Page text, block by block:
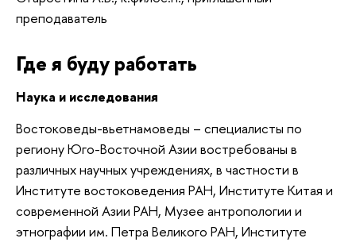
преподаватель
Где я буду работать
Наука и исследования
Востоковеды-вьетнамоведы – специалисты по
региону Юго-Восточной Азии востребованы в
различных научных учреждениях, в частности в
Институте востоко­ведения РАН, Институте Китая и
современной Азии РАН, Музее антропологии и
этнографии им. Петра Великого РАН, Институте